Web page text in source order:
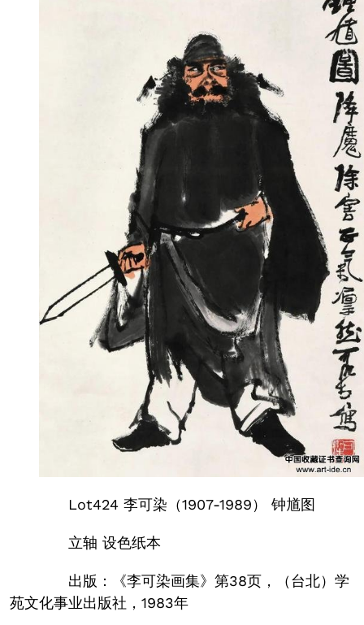
Lot424 李可染（1907-1989） 钟馗图
立轴 设色纸本
出版：《李可染画集》第38页，（台北）学
苑文化事业出版社，1983年